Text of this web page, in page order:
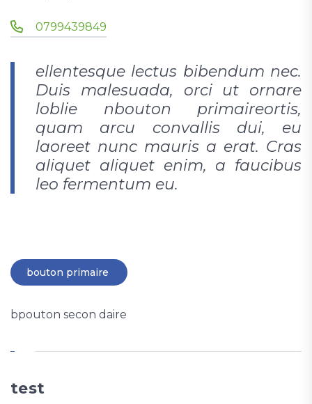
0799439849
ellentesque lectus bibendum nec.
Duis malesuada, orci ut ornare
loblie nbouton primaireortis,
quam arcu convallis dui, eu
laoreet nunc mauris a erat. Cras
aliquet aliquet enim, a faucibus
leo fermentum eu.
bouton primaire
bpouton secon daire
test